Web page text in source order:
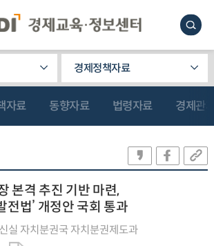
경제정책자료
자료 동향자료 법령자료 경제관
본격 추진 기반 마련,
전법’ 개정안 국회 통과
실 자치분권국 자치분권제도과